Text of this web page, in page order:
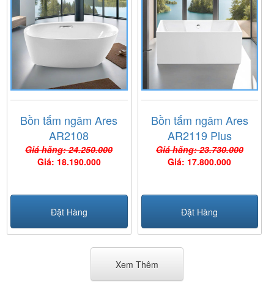
Bồn tắm ngâm Ares
AR2108
Giá hãng: 24.250.000
Giá: 18.190.000
Đặt Hàng
Bồn tắm ngâm Ares
AR2119 Plus
Giá hãng: 23.730.000
Giá: 17.800.000
Đặt Hàng
Xem Thêm